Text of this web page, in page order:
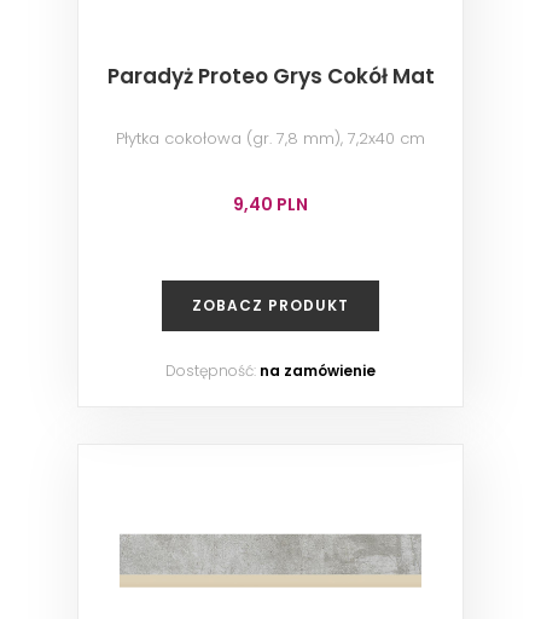
Paradyż Proteo Grys Cokół Mat
Płytka cokołowa (gr. 7,8 mm), 7,2x40 cm
9,40 PLN
ZOBACZ PRODUKT
Dostępność: na zamówienie